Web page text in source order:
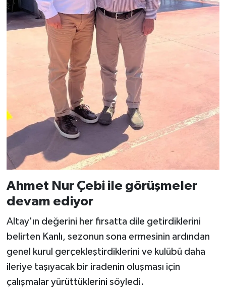
Ahmet Nur Çebi ile görüşmeler
devam ediyor
Altay'ın değerini her fırsatta dile getirdiklerini
belirten Kanlı, sezonun sona ermesinin ardından
genel kurul gerçekleştirdiklerini ve kulübü daha
ileriye taşıyacak bir iradenin oluşması için
çalışmalar yürüttüklerini söyledi.